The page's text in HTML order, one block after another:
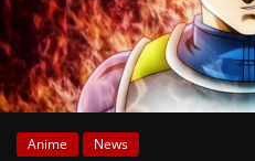
Anime News